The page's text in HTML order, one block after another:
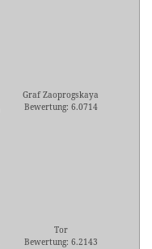
Graf Zaoprogskaya
Bewertung: 6.0714
Tor
Bewertung: 6.2143